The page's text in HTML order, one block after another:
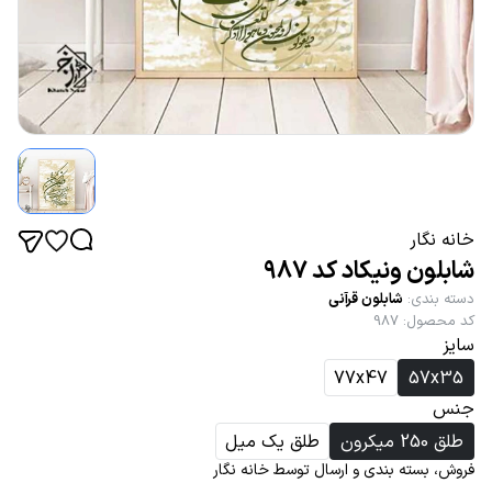
خانه نگار
شابلون ونیکاد کد 987
دسته بندی: شابلون قرآنی
کد محصول:
987
سایز
57x35
77x47
جنس
طلق 250 میکرون
طلق یک میل
فروش، بسته بندی و ارسال توسط خانه نگار